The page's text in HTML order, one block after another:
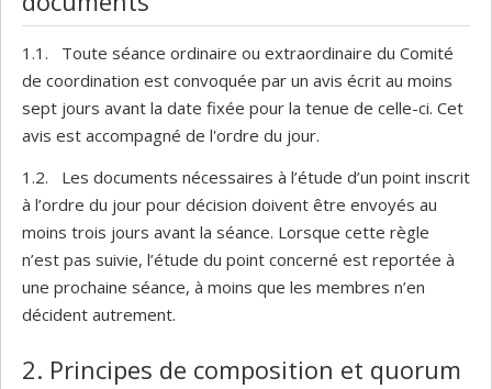
1.1. Toute séance ordinaire ou extraordinaire du Comité
de coordination est convoquée par un avis écrit au moins
sept jours avant la date fixée pour la tenue de celle-ci. Cet
avis est accompagné de l'ordre du jour.
1.2. Les documents nécessaires à l’étude d’un point inscrit
à l’ordre du jour pour décision doivent être envoyés au
moins trois jours avant la séance. Lorsque cette règle
n’est pas suivie, l’étude du point concerné est reportée à
une prochaine séance, à moins que les membres n’en
décident autrement.
2. Principes de composition et quorum